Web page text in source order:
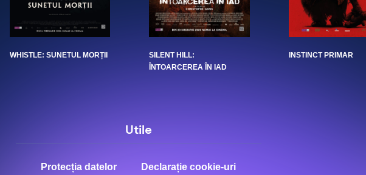
WHISTLE: SUNETUL MORȚII
SILENT HILL:
ÎNTOARCEREA ÎN IAD
INSTINCT PRIMAR
Utile
Protecția datelor Declarație cookie-uri